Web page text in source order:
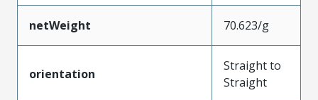
netWeight 70.623/g
orientation
Straight to
Straight